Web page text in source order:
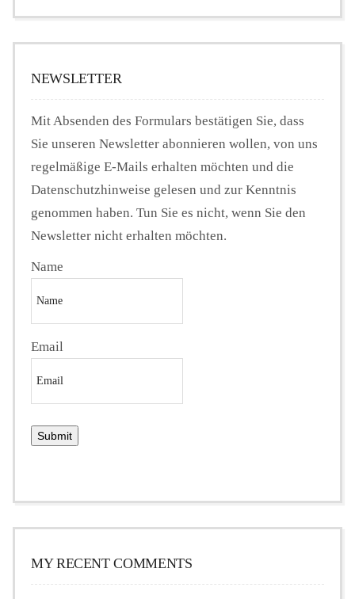
NEWSLETTER
Mit Absenden des Formulars bestätigen Sie, dass
Sie unseren Newsletter abonnieren wollen, von uns
regelmäßige E-Mails erhalten möchten und die
Datenschutzhinweise gelesen und zur Kenntnis
genommen haben. Tun Sie es nicht, wenn Sie den
Newsletter nicht erhalten möchten.
Name
Email
MY RECENT COMMENTS